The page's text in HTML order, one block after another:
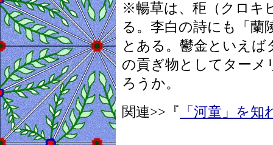
※暢草は、秬（クロキ
る。李白の詩にも「蘭
とある。鬱金といえ
の貢ぎ物としてター
ろうか。
関連>>『 「河童」を